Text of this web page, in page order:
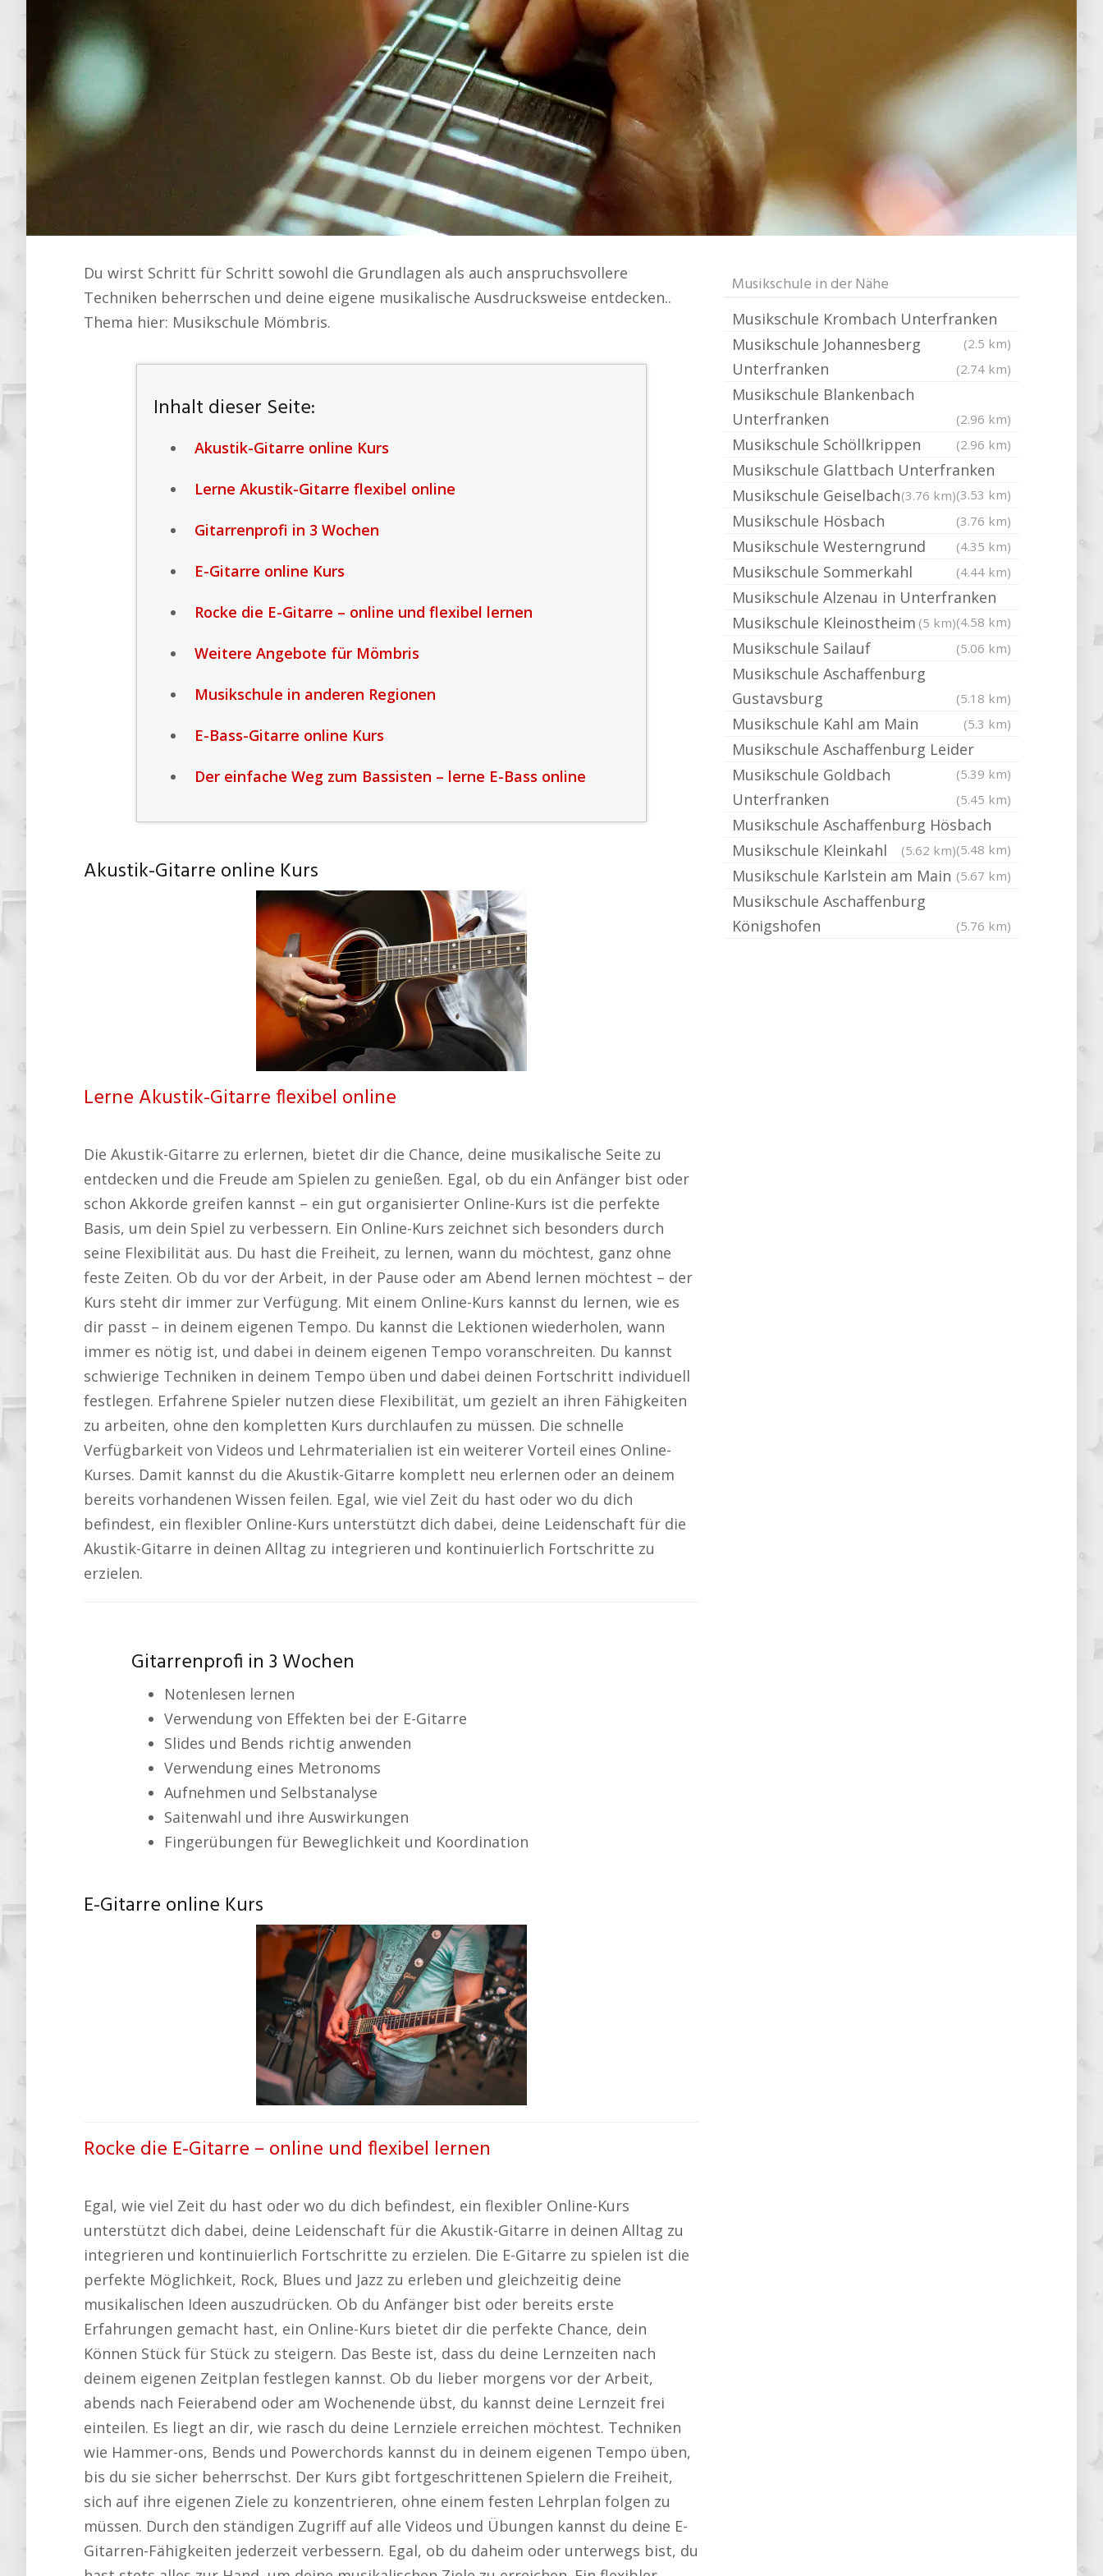
Du wirst Schritt für Schritt sowohl die Grundlagen als auch anspruchsvollere
Techniken beherrschen und deine eigene musikalische Ausdrucksweise entdecken..
Thema hier: Musikschule Mömbris.
Inhalt dieser Seite:
Akustik-Gitarre online Kurs
Lerne Akustik-Gitarre flexibel online
Gitarrenprofi in 3 Wochen
E-Gitarre online Kurs
Rocke die E-Gitarre – online und flexibel lernen
Weitere Angebote für Mömbris
Musikschule in anderen Regionen
E-Bass-Gitarre online Kurs
Der einfache Weg zum Bassisten – lerne E-Bass online
Akustik-Gitarre online Kurs
Lerne Akustik-Gitarre flexibel online
Die Akustik-Gitarre zu erlernen, bietet dir die Chance, deine musikalische Seite zu
entdecken und die Freude am Spielen zu genießen. Egal, ob du ein Anfänger bist oder
schon Akkorde greifen kannst – ein gut organisierter Online-Kurs ist die perfekte
Basis, um dein Spiel zu verbessern. Ein Online-Kurs zeichnet sich besonders durch
seine Flexibilität aus. Du hast die Freiheit, zu lernen, wann du möchtest, ganz ohne
feste Zeiten. Ob du vor der Arbeit, in der Pause oder am Abend lernen möchtest – der
Kurs steht dir immer zur Verfügung. Mit einem Online-Kurs kannst du lernen, wie es
dir passt – in deinem eigenen Tempo. Du kannst die Lektionen wiederholen, wann
immer es nötig ist, und dabei in deinem eigenen Tempo voranschreiten. Du kannst
schwierige Techniken in deinem Tempo üben und dabei deinen Fortschritt individuell
festlegen. Erfahrene Spieler nutzen diese Flexibilität, um gezielt an ihren Fähigkeiten
zu arbeiten, ohne den kompletten Kurs durchlaufen zu müssen. Die schnelle
Verfügbarkeit von Videos und Lehrmaterialien ist ein weiterer Vorteil eines Online-
Kurses. Damit kannst du die Akustik-Gitarre komplett neu erlernen oder an deinem
bereits vorhandenen Wissen feilen. Egal, wie viel Zeit du hast oder wo du dich
befindest, ein flexibler Online-Kurs unterstützt dich dabei, deine Leidenschaft für die
Akustik-Gitarre in deinen Alltag zu integrieren und kontinuierlich Fortschritte zu
erzielen.
Gitarrenprofi in 3 Wochen
Notenlesen lernen
Verwendung von Effekten bei der E-Gitarre
Slides und Bends richtig anwenden
Verwendung eines Metronoms
Aufnehmen und Selbstanalyse
Saitenwahl und ihre Auswirkungen
Fingerübungen für Beweglichkeit und Koordination
E-Gitarre online Kurs
Rocke die E-Gitarre – online und flexibel lernen
Egal, wie viel Zeit du hast oder wo du dich befindest, ein flexibler Online-Kurs
unterstützt dich dabei, deine Leidenschaft für die Akustik-Gitarre in deinen Alltag zu
integrieren und kontinuierlich Fortschritte zu erzielen. Die E-Gitarre zu spielen ist die
perfekte Möglichkeit, Rock, Blues und Jazz zu erleben und gleichzeitig deine
musikalischen Ideen auszudrücken. Ob du Anfänger bist oder bereits erste
Erfahrungen gemacht hast, ein Online-Kurs bietet dir die perfekte Chance, dein
Können Stück für Stück zu steigern. Das Beste ist, dass du deine Lernzeiten nach
deinem eigenen Zeitplan festlegen kannst. Ob du lieber morgens vor der Arbeit,
abends nach Feierabend oder am Wochenende übst, du kannst deine Lernzeit frei
einteilen. Es liegt an dir, wie rasch du deine Lernziele erreichen möchtest. Techniken
wie Hammer-ons, Bends und Powerchords kannst du in deinem eigenen Tempo üben,
bis du sie sicher beherrschst. Der Kurs gibt fortgeschrittenen Spielern die Freiheit,
sich auf ihre eigenen Ziele zu konzentrieren, ohne einem festen Lehrplan folgen zu
müssen. Durch den ständigen Zugriff auf alle Videos und Übungen kannst du deine E-
Gitarren-Fähigkeiten jederzeit verbessern. Egal, ob du daheim oder unterwegs bist, du
Musikschule in der Nähe
Musikschule Krombach Unterfranken
(2.5 km)
Musikschule Johannesberg
Unterfranken
(2.74 km)
Musikschule Blankenbach
Unterfranken
(2.96 km)
Musikschule Schöllkrippen (2.96 km)
Musikschule Glattbach Unterfranken
(3.53 km)
Musikschule Geiselbach(3.76 km)
Musikschule Hösbach (3.76 km)
Musikschule Westerngrund (4.35 km)
Musikschule Sommerkahl (4.44 km)
Musikschule Alzenau in Unterfranken
(4.58 km)
Musikschule Kleinostheim (5 km)
Musikschule Sailauf (5.06 km)
Musikschule Aschaffenburg
Gustavsburg
(5.18 km)
Musikschule Kahl am Main (5.3 km)
Musikschule Aschaffenburg Leider
(5.39 km)
Musikschule Goldbach
Unterfranken
(5.45 km)
Musikschule Aschaffenburg Hösbach
(5.48 km)
Musikschule Kleinkahl (5.62 km)
Musikschule Karlstein am Main (5.67 km)
Musikschule Aschaffenburg
Königshofen
(5.76 km)